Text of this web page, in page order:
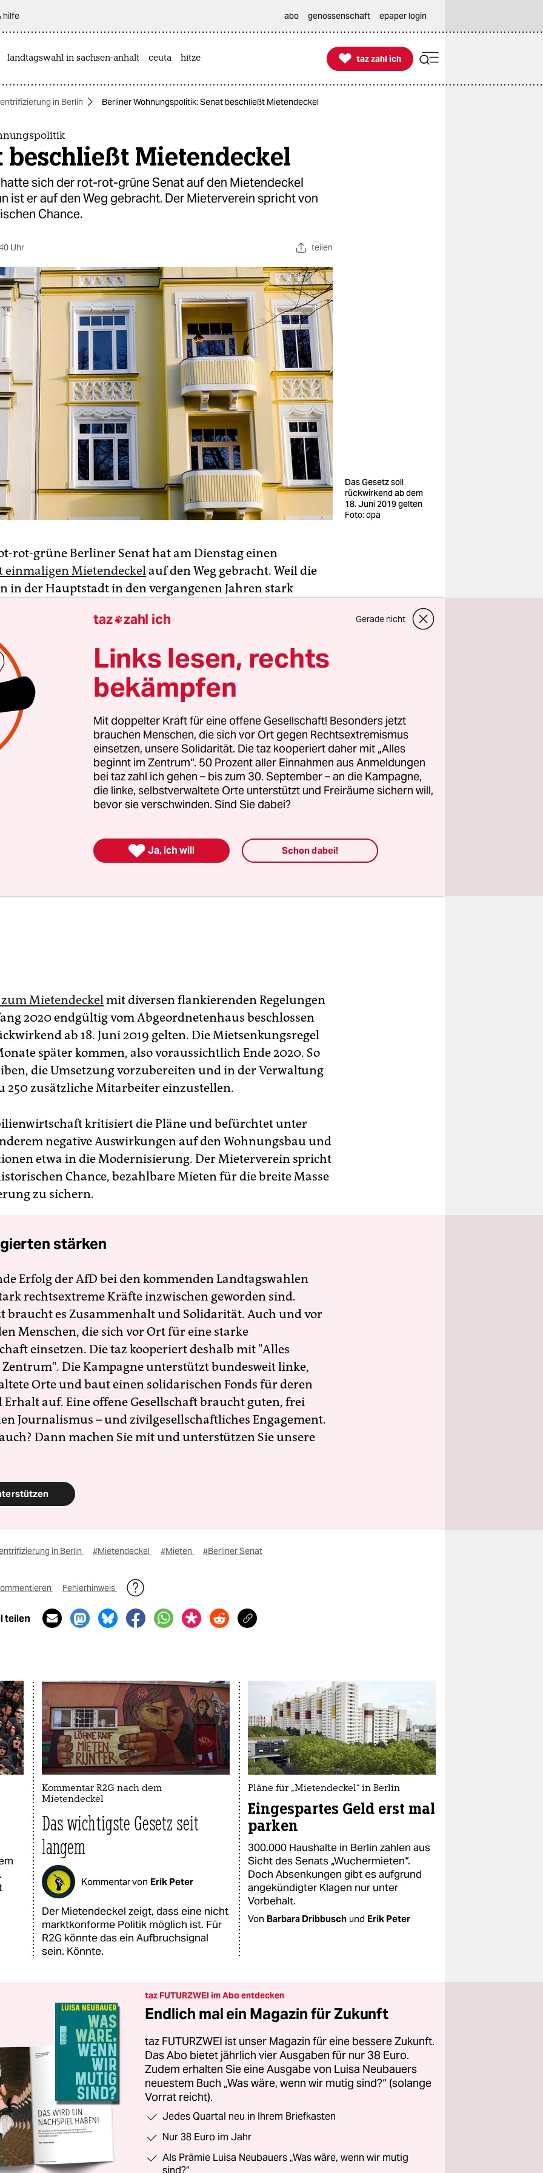
hilfe abo genossenschaft epaper login
landtagswahl in sachsen-anhalt ceuta hitze 
taz zahl ich
taz zahl ich
in Berlin Berliner Wohnungspolitik: Senat beschließt Mietendeckel
beschließt Mietendeckel
sich der rot-rot-grüne Senat auf den Mietendeckel
ist er auf den Weg gebracht. Der Mieterverein spricht von
Chance.
Uhr teilen
Das Gesetz soll
rückwirkend ab dem
18. Juni 2019 gelten
Foto: dpa
rot-grüne Berliner Senat hat am Dienstag einen
einmaligen Mietendeckelauf den Weg gebracht. Weil die
in der Hauptstadt in den vergangenen Jahren stark
Wohnungen für fünf Jahre einfrieren.
Obergrenzen von maximal 9,80 Euro Kaltmiete je
die sich nach Baujahr und Ausstattung der Wohnung
bei Neuvermietungen nicht überschritten werden dürfen.
dürfen in Zukunft um nicht mehr als 20 Prozent über
liegen. Andernfalls sollen Mieter eine Absenkung
zum Mietendeckelmit diversen flankierenden Regelungen
2020 endgültig vom Abgeordnetenhaus beschlossen
ab 18. Juni 2019 gelten. Die Mietsenkungsregel
später kommen, also voraussichtlich Ende 2020. So
die Umsetzung vorzubereiten und in der Verwaltung
250 zusätzliche Mitarbeiter einzustellen.
kritisiert die Pläne und befürchtet unter
negative Auswirkungen auf den Wohnungsbau und
etwa in die Modernisierung. Der Mieterverein spricht
Chance, bezahlbare Mieten für die breite Masse
zu sichern.
stärken
Erfolg der AfD bei den kommenden Landtagswahlen
rechtsextreme Kräfte inzwischen geworden sind.
braucht es Zusammenhalt und Solidarität. Auch und vor
Menschen, die sich vor Ort für eine starke
einsetzen. Die taz kooperiert deshalb mit "Alles
Die Kampagne unterstützt bundesweit linke,
Orte und baut einen solidarischen Fonds für deren
Erhalt auf. Eine offene Gesellschaft braucht guten, frei
Journalismus – und zivilgesellschaftliches Engagement.
Dann machen Sie mit und unterstützen Sie unsere
in Berlin #Mietendeckel #Mieten #Berliner Senat
Fehlerhinweis
teilen
Kommentar R2G nach dem
Mietendeckel
Das wichtigste Gesetz seit
langem
Kommentar von Erik Peter
Der Mietendeckel zeigt, dass eine nicht
marktkonforme Politik möglich ist. Für
R2G könnte das ein Aufbruchsignal
sein. Könnte.
Pläne für „Mietendeckel“ in Berlin
Eingespartes Geld erst mal
parken
300.000 Haushalte in Berlin zahlen aus
Sicht des Senats „Wuchermieten“.
Doch Absenkungen gibt es aufgrund
angekündigter Klagen nur unter
Vorbehalt.
Von Barbara Dribbusch und Erik Peter
taz FUTURZWEI im Abo entdecken
Endlich mal ein Magazin für Zukunft
taz FUTURZWEI ist unser Magazin für eine bessere Zukunft.
Das Abo bietet jährlich vier Ausgaben für nur 38 Euro.
Zudem erhalten Sie eine Ausgabe von Luisa Neubauers
neuestem Buch „Was wäre, wenn wir mutig sind?“ (solange
Vorrat reicht).
Jedes Quartal neu in Ihrem Briefkasten
Nur 38 Euro im Jahr
Als Prämie Luisa Neubauers „Was wäre, wenn wir mutig
sind?“
taz zahl ich Gerade nicht
Links lesen, rechts
bekämpfen
Mit doppelter Kraft für eine offene Gesellschaft! Besonders jetzt
brauchen Menschen, die sich vor Ort gegen Rechtsextremismus
einsetzen, unsere Solidarität. Die taz kooperiert daher mit „Alles
beginnt im Zentrum“. 50 Prozent aller Einnahmen aus Anmeldungen
bei taz zahl ich gehen – bis zum 30. September – an die Kampagne,
die linke, selbstverwaltete Orte unterstützt und Freiräume sichern will,
bevor sie verschwinden. Sind Sie dabei?
 Ja, ich will Schon dabei!